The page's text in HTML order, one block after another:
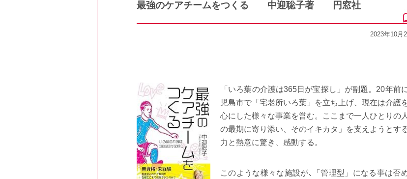
最強のケアチームをつくる 中迎聡子著 円窓社
2023年10月
「いろ葉の介護は365日が宝探し」が副題。 20年前
児島市で「宅老所いろ葉」を立ち上げ、現在は介護
心にした様々な事業を営む。ここまで一人ひとりの
の最期に寄り添い、そのイキカタ」を支えようとす
力と熱意に驚き、感動する。
このような様々な施設が､「管理型」になる事は否